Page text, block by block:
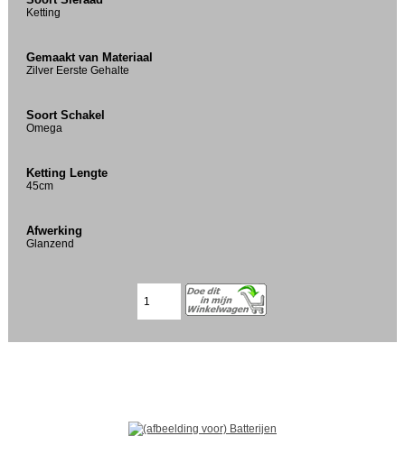
Ketting
Gemaakt van Materiaal
Zilver Eerste Gehalte
Soort Schakel
Omega
Ketting Lengte
45cm
Afwerking
Glanzend